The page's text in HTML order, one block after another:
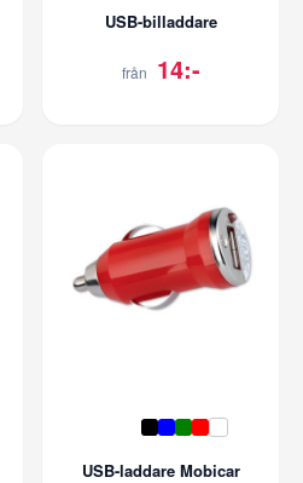
USB-billaddare
från 14:-
USB-laddare Mobicar